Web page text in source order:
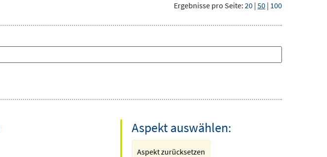
Ergebnisse pro Seite: 20 | 50 | 100
Aspekt auswählen:
Aspekt zurücksetzen